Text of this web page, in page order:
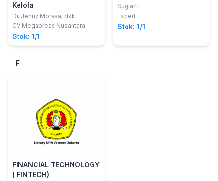
Kelola
Dr. Jenny Morasa; dkk
CV Megapress Nusantara
Stok: 1/1
Sugiarti
Expert
Stok: 1/1
F
FINANCIAL TECHNOLOGY
( FINTECH)